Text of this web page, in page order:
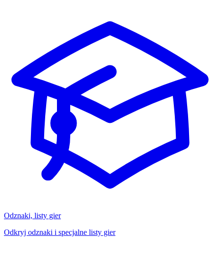
Odznaki, listy gier
Odkryj odznaki i specjalne listy gier